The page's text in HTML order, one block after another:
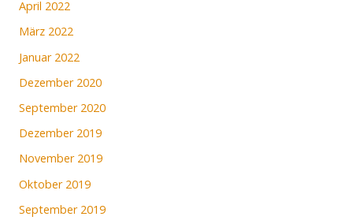
April 2022
März 2022
Januar 2022
Dezember 2020
September 2020
Dezember 2019
November 2019
Oktober 2019
September 2019